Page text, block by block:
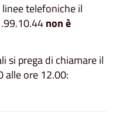
telefoniche il
non è
si prega di chiamare il
alle ore 12.00: